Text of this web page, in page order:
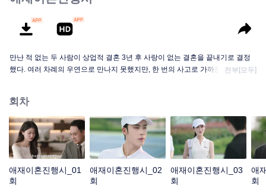
만난 적 없는 두 사람이 상업적 결혼 3년 후 사랑이 없는 결혼을 끝내기로 결정
했다. 여러 차례의 우연으로 만나지 못했지만, 한 번의 사고로 가까운 관계를 맺
다해 관계를 회복하려고 했다. 두 사람은 오해를 풀고 서로의 진심을 확인한 후,
함께 살아가기로 결심한다.
전부[모두]
회차
애재이혼진행시_01
회
애재이혼진행시_02
회
애재이혼진행시_03
회
애
회